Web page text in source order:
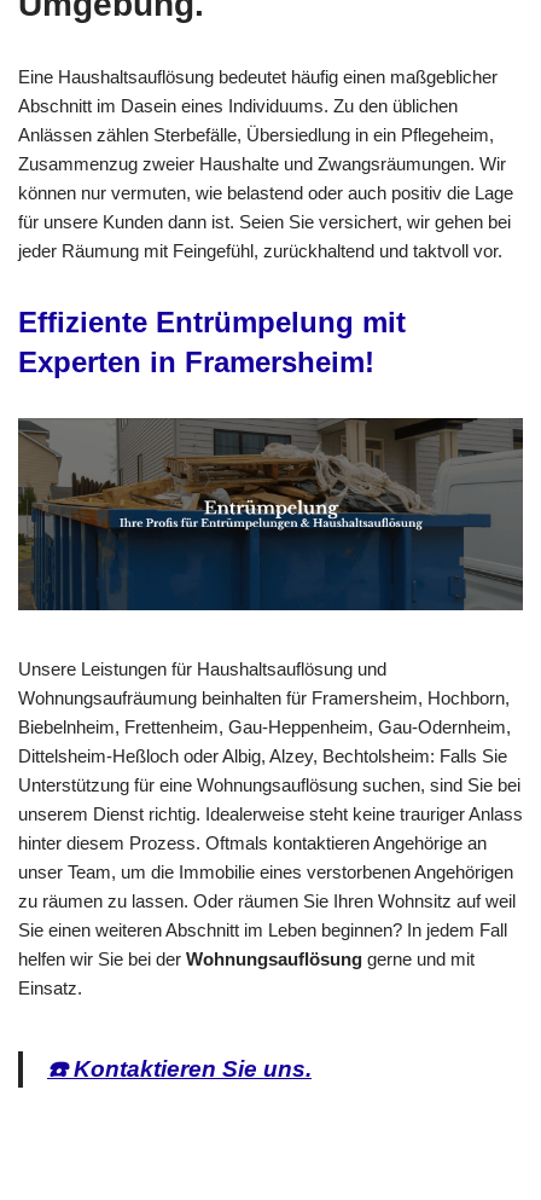
Eine Haushaltsauflösung bedeutet häufig einen maßgeblicher
Abschnitt im Dasein eines Individuums. Zu den üblichen
Anlässen zählen Sterbefälle, Übersiedlung in ein Pflegeheim,
Zusammenzug zweier Haushalte und Zwangsräumungen. Wir
können nur vermuten, wie belastend oder auch positiv die Lage
für unsere Kunden dann ist. Seien Sie versichert, wir gehen bei
jeder Räumung mit Feingefühl, zurückhaltend und taktvoll vor.
Effiziente Entrümpelung mit
Experten in Framersheim!
Unsere Leistungen für Haushaltsauflösung und
Wohnungsaufräumung beinhalten für Framersheim, Hochborn,
Biebelnheim, Frettenheim, Gau-Heppenheim, Gau-Odernheim,
Dittelsheim-Heßloch oder Albig, Alzey, Bechtolsheim: Falls Sie
Unterstützung für eine Wohnungsauflösung suchen, sind Sie bei
unserem Dienst richtig. Idealerweise steht keine trauriger Anlass
hinter diesem Prozess. Oftmals kontaktieren Angehörige an
unser Team, um die Immobilie eines verstorbenen Angehörigen
zu räumen zu lassen. Oder räumen Sie Ihren Wohnsitz auf weil
Sie einen weiteren Abschnitt im Leben beginnen? In jedem Fall
helfen wir Sie bei der Wohnungsauflösung gerne und mit
Einsatz.
☎️ Kontaktieren Sie uns.